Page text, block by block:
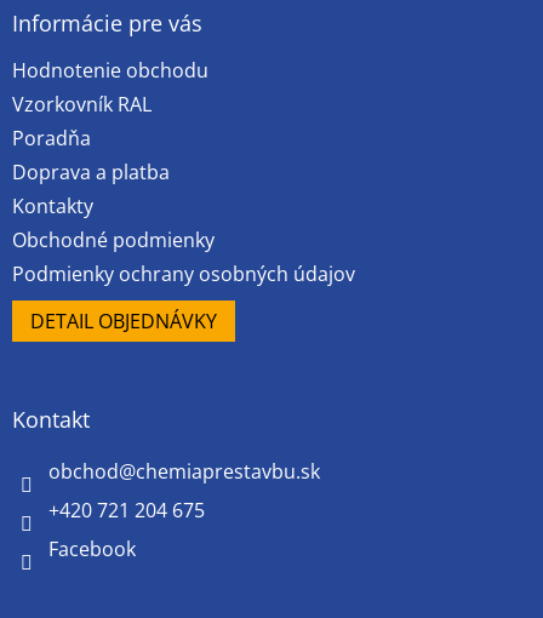
Informácie pre vás
Hodnotenie obchodu
Vzorkovník RAL
Poradňa
Doprava a platba
Kontakty
Obchodné podmienky
Podmienky ochrany osobných údajov
DETAIL OBJEDNÁVKY
Kontakt
obchod@chemiaprestavbu.sk
+420 721 204 675
Facebook